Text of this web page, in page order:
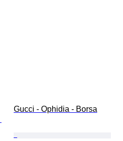
Gucci - Ophidia - Borsa